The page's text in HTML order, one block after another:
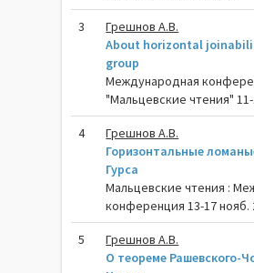
3
Грешнов А.В.
About horizontal
group
Международная
"Мальцевские чтения"
4
Грешнов А.В.
Горизонтальные
Гурса
Мальцевские чтения :
конференция 13-17 нояб.
5
Грешнов А.В.
О теореме Рашевского-